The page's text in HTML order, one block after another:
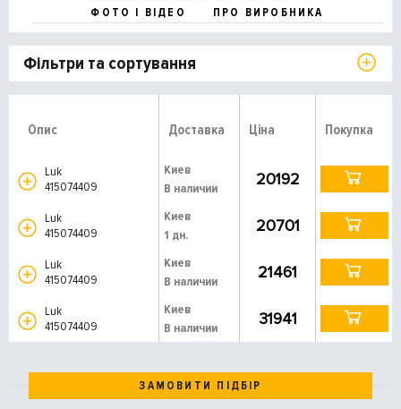
ФОТО І ВІДЕО
ПРО ВИРОБНИКА
Фільтри та сортування
Опис Доставка Ціна Покупка
Luk
415074409
Киев
В наличии
20192
Luk
415074409
Киев
1 дн.
20701
Luk
415074409
Киев
В наличии
21461
Luk
415074409
Киев
В наличии
31941
ЗАМОВИТИ ПІДБІР